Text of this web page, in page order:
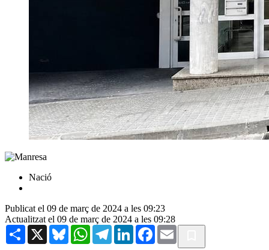
Nació
Publicat el 09 de març de 2024 a les 09:23
Actualitzat el 09 de març de 2024 a les 09:28
Share X BlueskyWhatsAppTelegramLinkedInFacebook
Email